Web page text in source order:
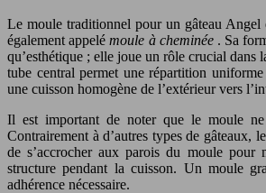
Le moule traditionnel pour un gâteau Angel
également appelémoule à cheminée . Sa
qu’esthétique ; elle joue un rôle crucial dans
tube central permet une répartition
une cuisson homogène de l’extérieur vers
Il est important de noter que le moule
Contrairement à d’autres types de gâteaux,
de s’accrocher aux parois du moule pour
structure pendant la cuisson. Un moule
adhérence nécessaire.